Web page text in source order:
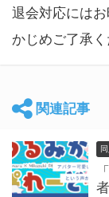
退会対応には
かじめご了承く
関連記事